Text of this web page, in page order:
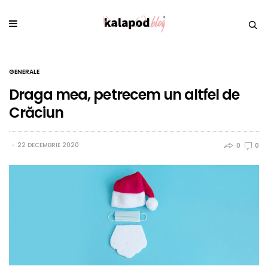
GENERALE
Draga mea, petrecem un altfel de
Crăciun
22 DECEMBRIE 2020 0 0